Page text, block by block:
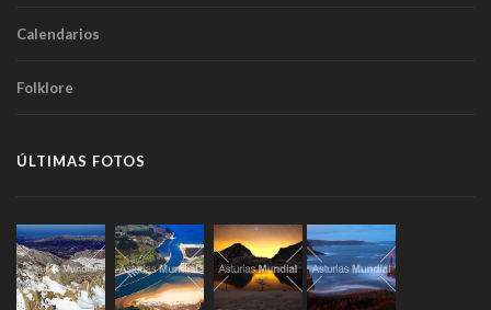
Calendarios
Folklore
ÚLTIMAS FOTOS